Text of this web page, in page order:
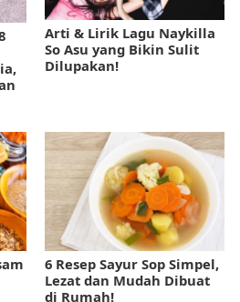
Arti & Lirik Lagu Naykilla
So Asu yang Bikin Sulit
Dilupakan!
6 Resep Sayur Sop Simpel,
Lezat dan Mudah Dibuat
di Rumah!